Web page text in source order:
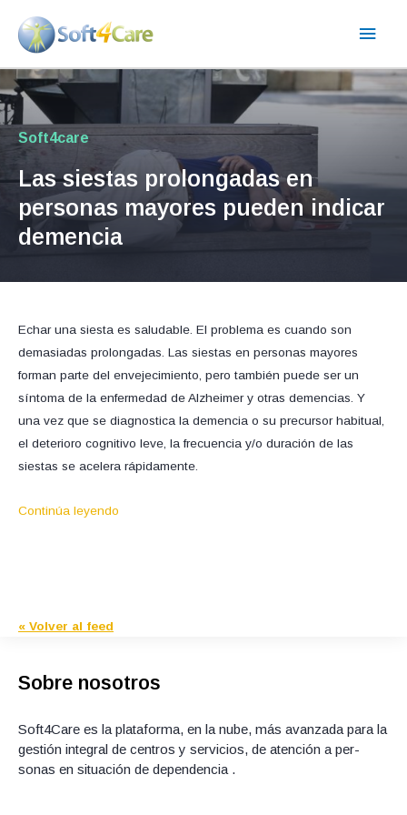
contenido
Soft4care
Las siestas prolongadas en
personas mayores pueden indicar
demencia
Echar una siesta es saludable. El problema es cuando son
demasiadas prolongadas. Las siestas en personas mayores
forman parte del envejecimiento, pero también puede ser un
síntoma de la enfermedad de Alzheimer y otras demencias. Y
una vez que se diagnostica la demencia o su precursor habitual,
el deterioro cognitivo leve, la frecuencia y/o duración de las
siestas se acelera rápidamente.
Continúa leyendo
« Volver al feed
Sobre nosotros
Soft4Care es la plataforma, en la nube, más avanzada para la
gestión integral de centros y servicios, de atención a per­
sonas en situación de dependencia .